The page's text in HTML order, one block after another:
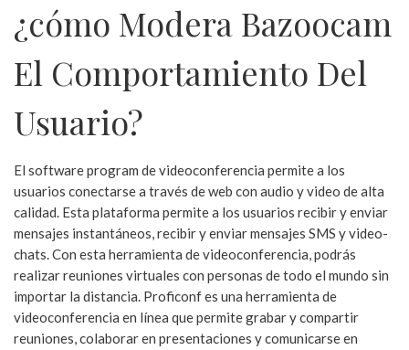
¿cómo Modera Bazoocam
El Comportamiento Del
Usuario?
El software program de videoconferencia permite a los
usuarios conectarse a través de web con audio y video de alta
calidad. Esta plataforma permite a los usuarios recibir y enviar
mensajes instantáneos, recibir y enviar mensajes SMS y video-
chats. Con esta herramienta de videoconferencia, podrás
realizar reuniones virtuales con personas de todo el mundo sin
importar la distancia. Proficonf es una herramienta de
videoconferencia en línea que permite grabar y compartir
reuniones, colaborar en presentaciones y comunicarse en